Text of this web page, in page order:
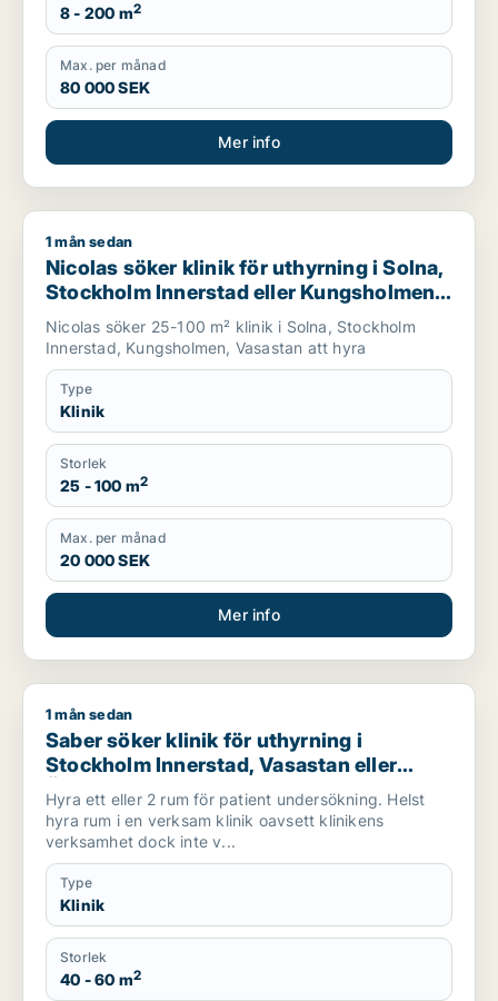
8 - 200 m2
Max. per månad
80 000 SEK
Mer info
Nicolas söker klinik för uthyrning i Solna, Stockholm
1 mån sedan
Nicolas söker klinik för uthyrning i Solna,
Stockholm Innerstad eller Kungsholmen
m.fl.
Nicolas söker 25-100 m² klinik i Solna, Stockholm
Innerstad, Kungsholmen, Vasastan att hyra
Type
Klinik
Storlek
25 - 100 m2
Max. per månad
20 000 SEK
Mer info
Saber söker klinik för uthyrning i Stockholm Innerstad,
1 mån sedan
Saber söker klinik för uthyrning i
Stockholm Innerstad, Vasastan eller
Östermalm m.fl.
Hyra ett eller 2 rum för patient undersökning. Helst
hyra rum i en verksam klinik oavsett klinikens
verksamhet dock inte v...
Type
Klinik
Storlek
40 - 60 m2